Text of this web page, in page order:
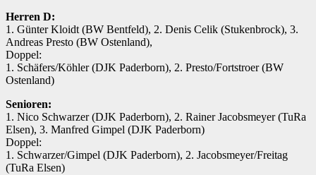
Herren D:
1. Günter Kloidt (BW Bentfeld), 2. Denis Celik (Stukenbrock), 3.
Andreas Presto (BW Ostenland),
Doppel:
1. Schäfers/Köhler (DJK Paderborn), 2. Presto/Fortstroer (BW
Ostenland)
Senioren:
1. Nico Schwarzer (DJK Paderborn), 2. Rainer Jacobsmeyer (TuRa
Elsen), 3. Manfred Gimpel (DJK Paderborn)
Doppel:
1. Schwarzer/Gimpel (DJK Paderborn), 2. Jacobsmeyer/Freitag
(TuRa Elsen)